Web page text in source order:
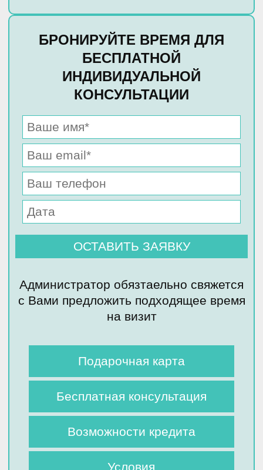
БРОНИРУЙТЕ ВРЕМЯ ДЛЯ
БЕСПЛАТНОЙ
ИНДИВИДУАЛЬНОЙ
КОНСУЛЬТАЦИИ
Администратор обязтаельно свяжется
с Вами предложить подходящее время
на визит
Подарочная карта
Бесплатная консультация
Возможности кредита
Условия